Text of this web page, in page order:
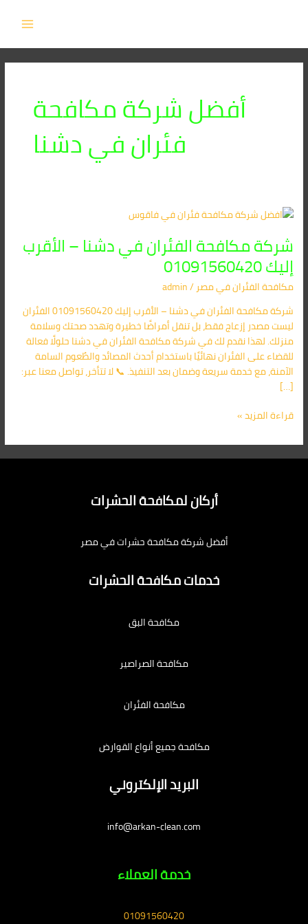
أفضل شركة مكافحة
فئران في دشنا
شركة مكافحة الفئران في دشنا – الأقرب
إليك 01091560420
مكافحة الفئران​ في مصر/
admin
شركة مكافحة الفئران في دشنا – الأقرب إليك 01091560420 الفئران
ليست مصدر إزعاج فقط، بل تنقل أمراضًا خطيرة وتهدد صحتك وسلامة
منزلك. لهذا نقدم لك في شركة مكافحة الفئران في دشنا حلولًا فعالة
للقضاء على الفئران نهائيًا باستخدام أحدث المصائد والطُعوم السامة
الآمنة، مع خدمة سريعة وضمان بعد التنفيذ. 📞 لا تتأخر، تواصل معنا عبر:
[…]
شركة
الفئران
في
دشنا
–
الأقرب
إليك
01091560420
قراءة المزيد »
أركان لمكافحة الحشرات
أفضل شركة مكافحة حشرات في مصر
خدمات مكافحة الحشرات
مكافحة البق
مكافحة الصراصير
مكافحة الفئران
مكافحة جميع أنواع القوارض
البريد الإلكتروني
info@arkan-clean.com
خدمة العملاء
01091560420